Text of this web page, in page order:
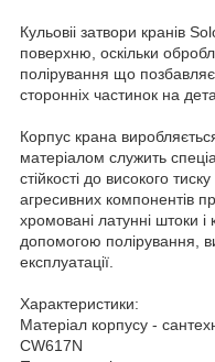
Кульовіі затвори кранів
поверхню, оскільки
полірування що
сторонніх частинок на
Корпус крана
матеріалом служить
стійкості до високого
агресивних компонентів
хромовані латунні штоки і
допомогою полірування,
експлуатації.
Характеристики:
Матеріал корпусу -
CW617N